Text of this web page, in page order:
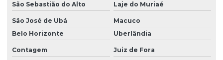
Motor monofásico 1/4
Motor monofásico 1/4 cv
Motor monofásico 1 cv
São Sebastião do Alto Laje do Muriaé
São José de Ubá
Macuco
Belo Horizonte
Uberlândia
Contagem Juiz de Fora